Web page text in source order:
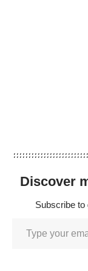
Discover
Subscribe to